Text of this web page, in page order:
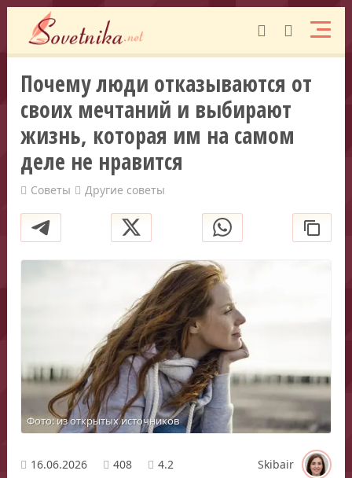
Почему люди отказываются от
своих мечтаний и выбирают
жизнь, которая им на самом
деле не нравится
Советы Другие советы
Фото: из открытых источников
16.06.2026 408 4.2
Skibair